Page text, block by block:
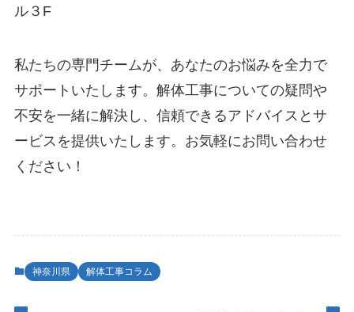
ル３F
私たちの専門チームが、あなたのお悩みを全力で
サポートいたします。解体工事についての疑問や
不安を一緒に解決し、信頼できるアドバイスとサ
ービスを提供いたします。お気軽にお問い合わせ
ください！
神奈川県 解体工事コラム